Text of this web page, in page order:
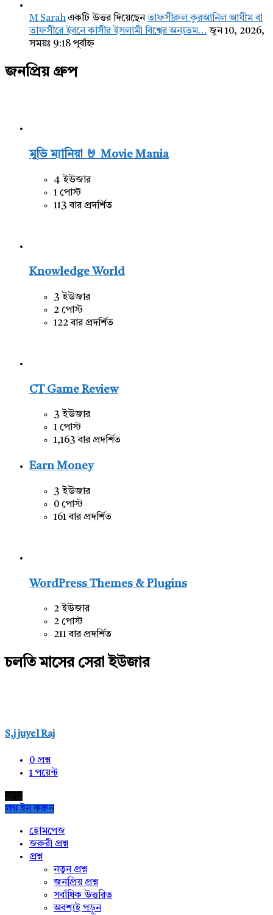
M Sarahএকটি উত্তর দিয়েছেনতাফসীরুল কুরআনিল আযীম বা
তাফসীরে ইবনে কাসীর ইসলামী বিশ্বের অন্যতম… জুন 10, 2026,
সময়ঃ 9:18 পূর্বাহ্ন
জনপ্রিয় গ্রুপ
মুভি ম্যানিয়া 🤘 Movie Mania
4 ইউজার
1 পোস্ট
113 বার প্রদর্শিত
Knowledge World
3 ইউজার
2 পোস্ট
122 বার প্রদর্শিত
CT Game Review
3 ইউজার
1 পোস্ট
1,163 বার প্রদর্শিত
Earn Money
3 ইউজার
0 পোস্ট
161 বার প্রদর্শিত
WordPress Themes & Plugins
2 ইউজার
2 পোস্ট
211 বার প্রদর্শিত
চলতি মাসের সেরা ইউজার
S,j juyel Raj
0 প্রশ্ন
1পয়েন্ট
লগ ইন করুন
Exploreহোমপেজ
জরুরী প্রশ্ন
প্রশ্ন
নতুন প্রশ্ন
জনপ্রিয় প্রশ্ন
সর্বাধিক উত্তরিত
অবশ্যই পড়ুন